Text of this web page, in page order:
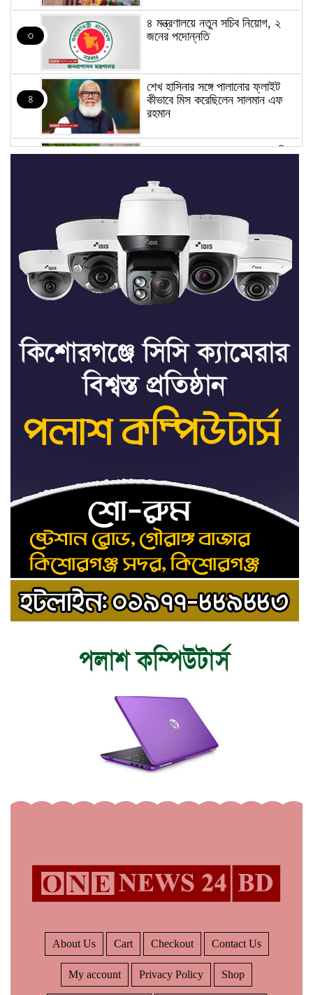
৩
৪ মন্ত্রণালয়ে নতুন সচিব নিয়োগ, ২
জনের পদোন্নতি
৪
শেখ হাসিনার সঙ্গে পালানোর ফ্লাইট
কীভাবে মিস করেছিলেন সালমান এফ
রহমান
ভাত রান্নার সময় নরম হয়ে গেলে কী
মৃত্যুদণ্ড বাদ না দেওয়ায়
প্রত্যক্ষদর্শীদের তথ্য দেয়নি জাতিসংঘ:
ট্রাইব্যুনালকে প্রসিকিউটর
৭
তাড়াইলে রাউতি মানবসেবা ফাউন্ডেশনের
আয়োজনে কাফন-দাফন বিষয়ক বিশেষ
প্রশিক্ষণ কর্মশালা
৮
৪ বিভাগে অতি ভারি বৃষ্টির সতর্কবার্তা
৯
রাষ্ট্রপতি নির্বাচনের ভোটার তালিকা পেল
ইসি
হলো ‘জুলাই গণঅভ্যুত্থান দিবস’
About Us Cart Checkout Contact Us
My account Privacy Policy Shop